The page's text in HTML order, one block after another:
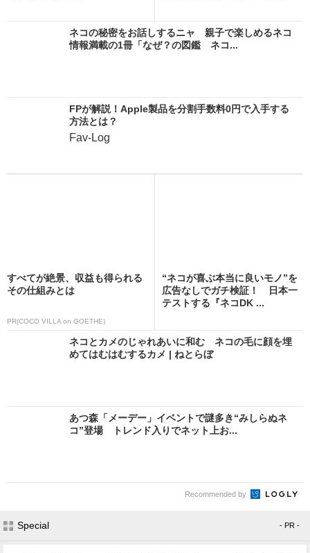
ネコの秘密をお話しするニャ 親子で楽しめるネコ
情報満載の1冊「なぜ？の図鑑 ネコ...
FPが解説！Apple製品を分割手数料0円で入手する
方法とは？
Fav-Log
すべてが絶景、収益も得られる
その仕組みとは
PR(COCO VILLA on GOETHE)
“ネコが喜ぶ本当に良いモノ”を
広告なしでガチ検証！ 日本一
テストする『ネコDK ...
ネコとカメのじゃれあいに和む ネコの毛に顔を埋
めてはむはむするカメ | ねとらぼ
あつ森「メーデー」イベントで謎多き“みしらぬネ
コ”登場 トレンド入りでネット上お...
Recommended by
Special - PR -